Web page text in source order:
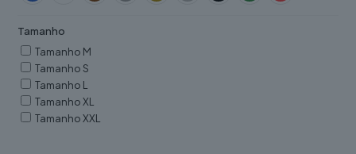
Tamanho
Tamanho M
Tamanho S
Tamanho L
Tamanho XL
Tamanho XXL